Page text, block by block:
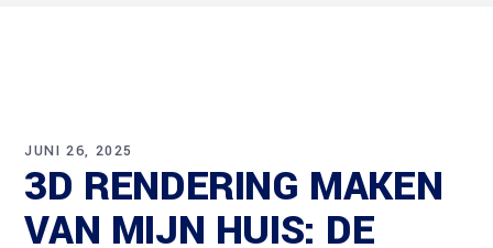
JUNI 26, 2025
3D RENDERING MAKEN
VAN MIJN HUIS: DE